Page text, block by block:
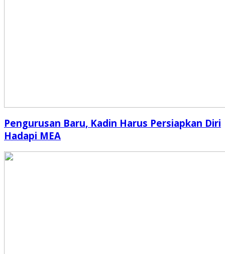
Pengurusan Baru, Kadin Harus Persiapkan Diri
Hadapi MEA